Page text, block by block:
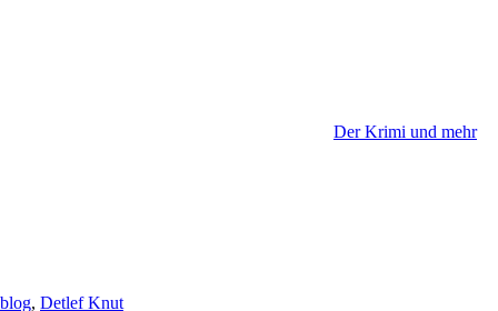
Der Krimi und mehr
blog, Detlef Knut